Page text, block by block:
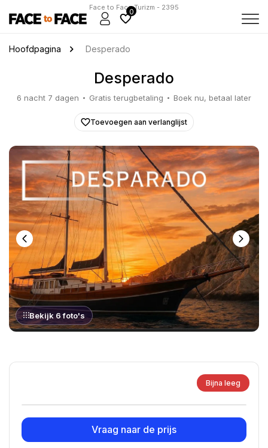
Face to Face Turizm - 2395
0
Hoofdpagina Desperado
Desperado
6 nacht 7 dagen Gratis terugbetaling Boek nu, betaal later
Toevoegen aan verlanglijst
Bekijk 6 foto's
Bijna leeg
Vraag naar de prijs